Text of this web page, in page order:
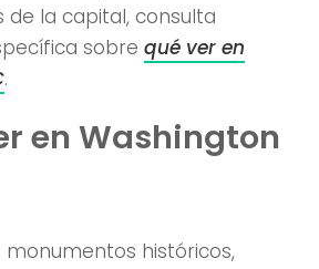
de la capital, consulta
sobre qué ver en
.
en Washington
monumentos históricos,